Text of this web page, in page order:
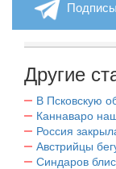
Другие
В Псковскую
Каннаваро
Россия
Австрийцы
Синдаров